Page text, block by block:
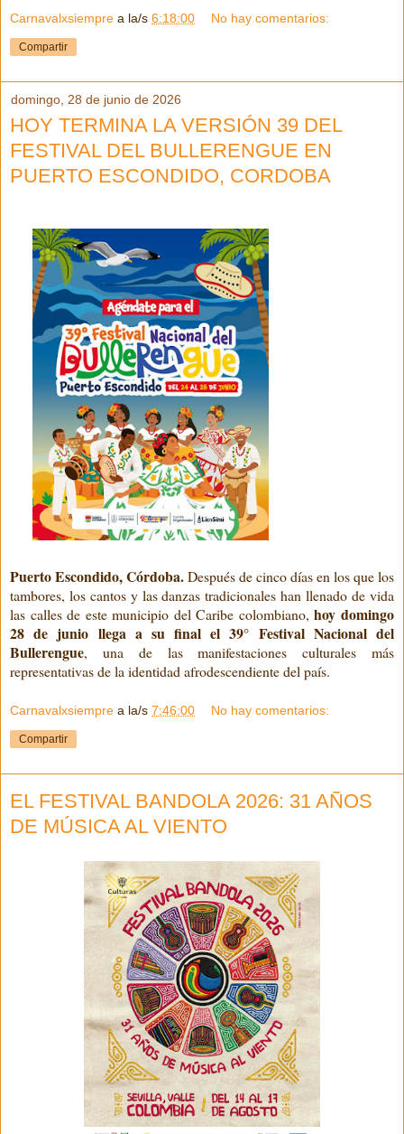
Carnavalxsiempre a la/s 6:18:00 No hay comentarios:
Compartir
domingo, 28 de junio de 2026
HOY TERMINA LA VERSIÓN 39 DEL
FESTIVAL DEL BULLERENGUE EN
PUERTO ESCONDIDO, CORDOBA
Puerto Escondido, Córdoba.Después de cinco días en los que los
tambores, los cantos y las danzas tradicionales han llenado de vida
las calles de este municipio del Caribe colombiano,hoy domingo
28 de junio llega a su final el 39° Festival Nacional del
Bullerengue, una de las manifestaciones culturales más
representativas de la identidad afrodescendiente del país.
Carnavalxsiempre a la/s 7:46:00 No hay comentarios:
Compartir
EL FESTIVAL BANDOLA 2026: 31 AÑOS
DE MÚSICA AL VIENTO